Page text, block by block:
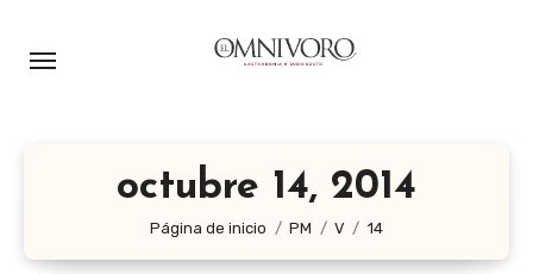
octubre 14, 2014
Página de inicio PM V 14